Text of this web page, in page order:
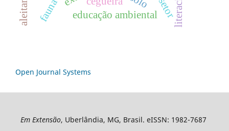
educação ambiental literacia
Open Journal Systems
Em Extensão, Uberlândia, MG, Brasil. eISSN: 1982-7687